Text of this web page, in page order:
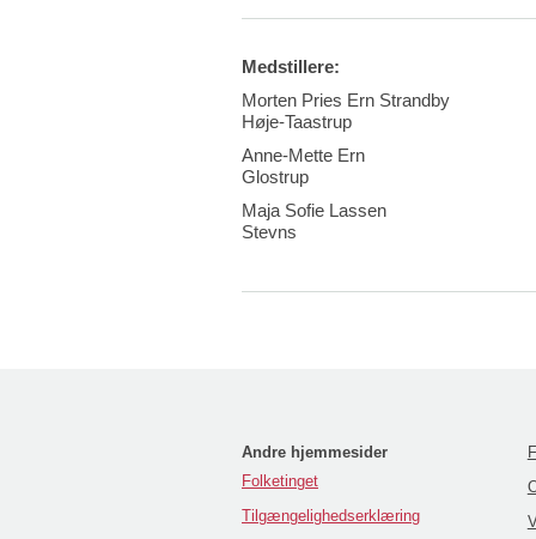
Medstillere:
Morten Pries Ern Strandby
Høje-Taastrup
Anne-Mette Ern
Glostrup
Maja Sofie Lassen
Stevns
Andre hjemmesider
Folketinget
Tilgængelighedserklæring